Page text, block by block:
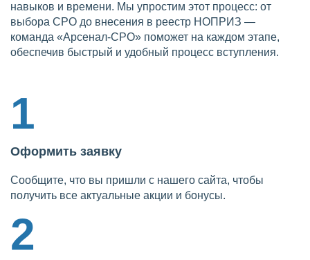
навыков и времени. Мы упростим этот процесс: от
выбора СРО до внесения в реестр НОПРИЗ —
команда «Арсенал-СРО» поможет на каждом этапе,
обеспечив быстрый и удобный процесс вступления.
1
Оформить заявку
Сообщите, что вы пришли с нашего сайта, чтобы
получить все актуальные акции и бонусы.
2